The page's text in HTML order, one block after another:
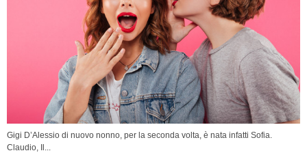
Gigi D’Alessio di nuovo nonno, per la seconda volta, è nata infatti Sofia.
Claudio, Il...